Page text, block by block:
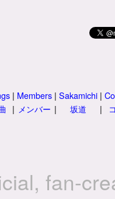
|
|
Members
メンバー
|
|
Sakamichi
坂道
|
|
fan-